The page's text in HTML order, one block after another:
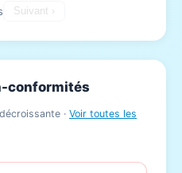
Suivant ›
conformités
· Voir toutes les